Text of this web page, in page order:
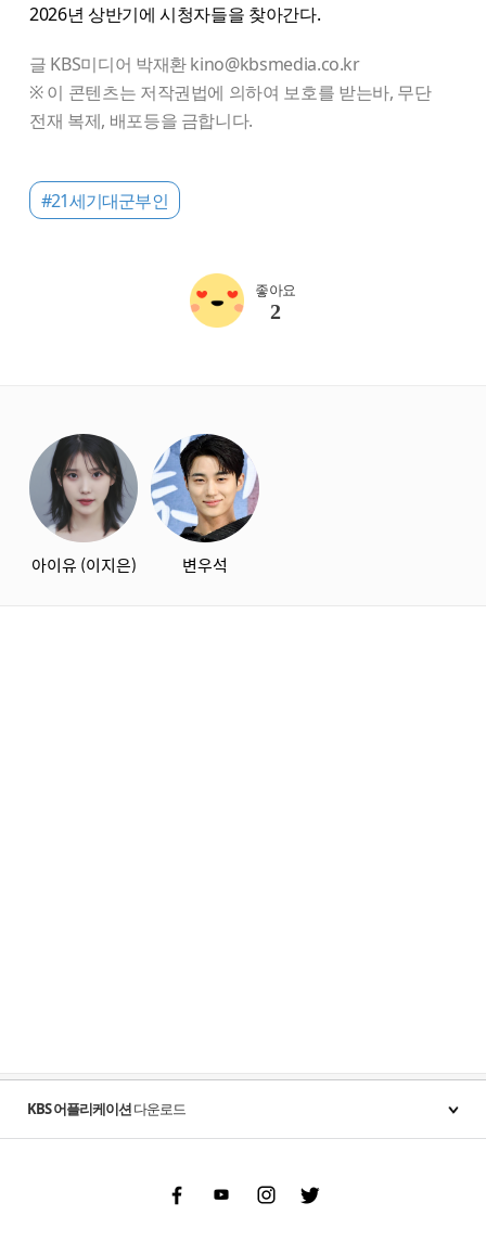
2026년 상반기에 시청자들을 찾아간다.
글 KBS미디어 박재환 kino@kbsmedia.co.kr
※ 이 콘텐츠는 저작권법에 의하여 보호를 받는바, 무단
전재 복제, 배포등을 금합니다.
#21세기대군부인
좋아요
2
아이유 (이지은) 변우석
KBS 어플리케이션다운로드
FacebookYoutubeInstgram Twitter